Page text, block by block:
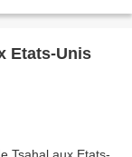
Etats-Unis